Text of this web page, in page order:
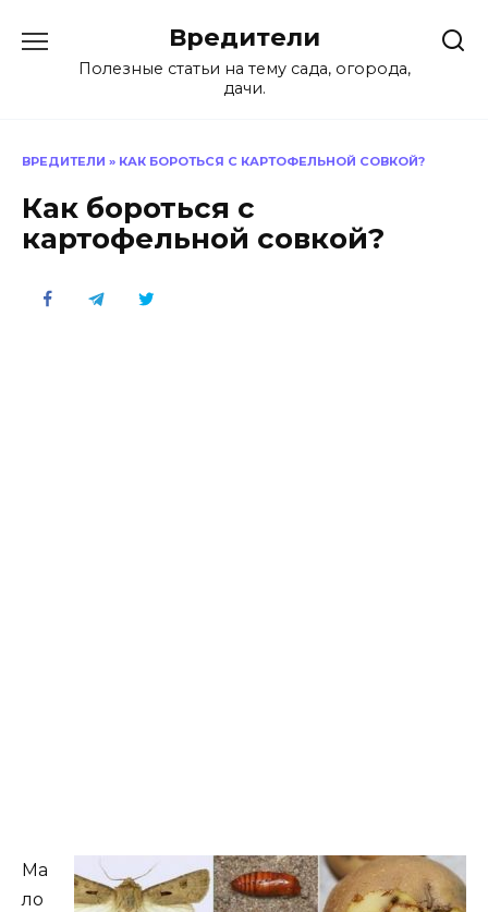
содержанию
Вредители
Полезные статьи на тему сада, огорода,
дачи.
ВРЕДИТЕЛИ » КАК БОРОТЬСЯ С КАРТОФЕЛЬНОЙ СОВКОЙ?
Как бороться с
картофельной совкой?
Ма
ло